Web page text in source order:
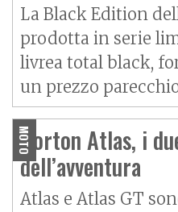
La Black Edition
prodotta in serie
livrea total black,
un prezzo
MOTO
Norton Atlas, i
dell’avventura
Atlas e Atlas GT